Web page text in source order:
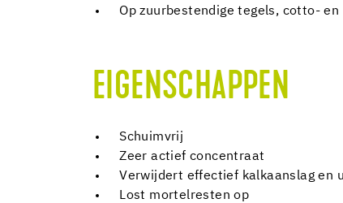
Op zuurbestendige tegels, cotto-
EIGENSCHAPPEN
Schuimvrij
Zeer actief concentraat
Verwijdert effectief kalkaanslag en
Lost mortelresten op